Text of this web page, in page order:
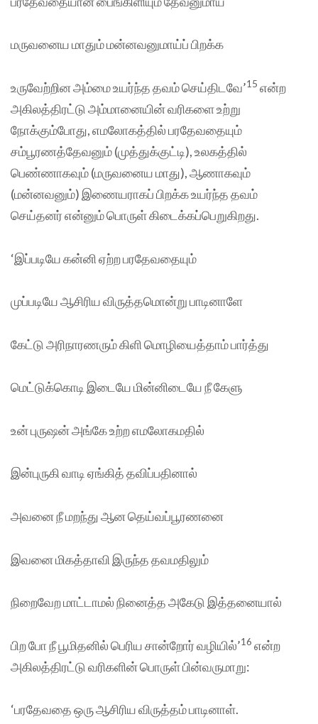
மருவனைய மாதும் மன்னவனுமாய்ப் பிறக்க
உருவேற்றின அம்மை உயர்ந்த தவம் செய்திடவே’15 என்ற
அகிலத்திரட்டு அம்மானையின் வரிகளை உற்று
நோக்கும்போது, எமலோகத்தில் பரதேவதையும்
சம்பூரணத்தேவனும் (முத்துக்குட்டி), உலகத்தில்
பெண்ணாகவும் (மருவனைய மாது), ஆணாகவும்
(மன்னவனும்) இணையராகப் பிறக்க உயர்ந்த தவம்
செய்தனர் என்னும் பொருள் கிடைக்கப்பெறுகிறது.
‘இப்படியே கன்னி ஏற்ற பரதேவதையும்
முப்படியே ஆசிரிய விருத்தமொன்று பாடினாளே
கேட்டு அரிநாரணரும் கிளி மொழியைத்தாம் பார்த்து
மெட்டுக்கொடி இடையே மின்னிடையே நீ கேளு
உன் புருஷன் அங்கே உற்ற எமலோகமதில்
இன்புருகி வாடி ஏங்கித் தவிப்பதினால்
அவனை நீ மறந்து ஆன தெய்வப்பூரணனை
இவனை மிகத்தாவி இருந்த தவமதிலும்
நிறைவேற மாட்டாமல் நினைத்த அகேடு இத்தனையால்
பிற போ நீ பூமிதனில் பெரிய சான்றோர் வழியில்’16 என்ற
அகிலத்திரட்டு வரிகளின் பொருள் பின்வருமாறு:
‘பரதேவதை ஒரு ஆசிரிய விருத்தம் பாடினாள்.